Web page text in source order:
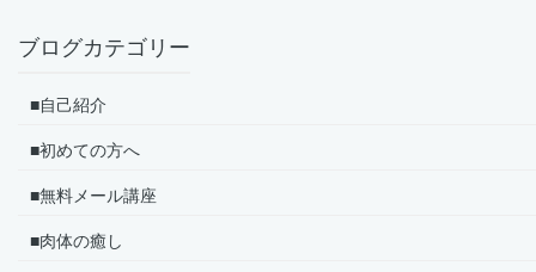
ブログカテゴリー
■自己紹介
■初めての方へ
■無料メール講座
■肉体の癒し